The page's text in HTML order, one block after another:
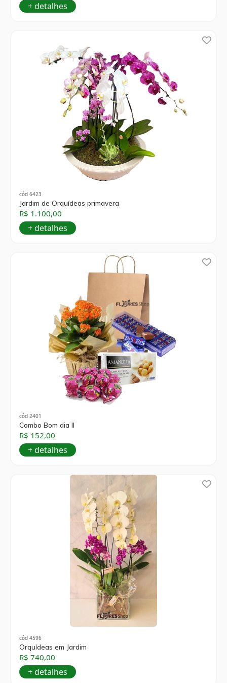
+ detalhes
cód 6423
Jardim de Orquídeas primavera
R$ 1.100,00
+ detalhes
cód 2401
Combo Bom dia II
R$ 152,00
+ detalhes
cód 4596
Orquídeas em Jardim
R$ 740,00
+ detalhes